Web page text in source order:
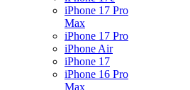
iPhone 17 Pro
Max
iPhone 17 Pro
iPhone Air
iPhone 17
iPhone 16 Pro
Max